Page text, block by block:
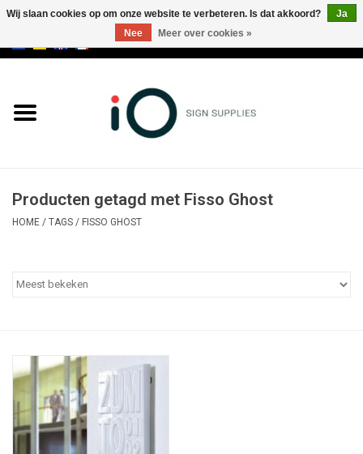
Merken
Producten getagd met Fisso Ghost
HOME / TAGS / FISSO GHOST
Wij slaan cookies op om onze website te verbeteren. Is dat akkoord?
Ja
Nee
Meer over cookies »